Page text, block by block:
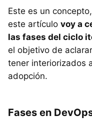
Este es un
este artículo voy a
las fases del ciclo
el objetivo de
tener interiorizados
adopción.
Fases en